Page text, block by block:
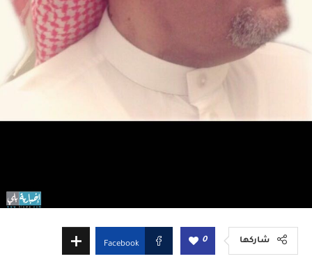
شاركها 0
Facebook